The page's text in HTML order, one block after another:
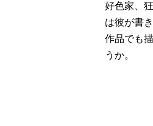
好色家、
は彼が書
作品でも
うか。